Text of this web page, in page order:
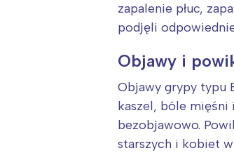
zapalenie płuc,
podjęli
Objawy i
Objawy grypy typu
kaszel, bóle mięśni
bezobjawowo.
starszych i kobiet w